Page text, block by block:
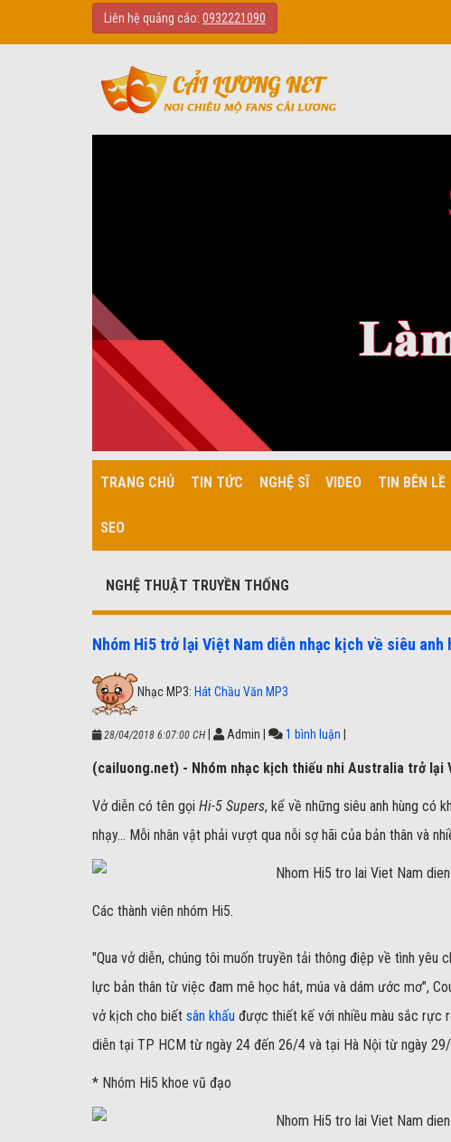
Liên hệ quảng cáo: 0932221090
TRANG CHỦ TIN TỨC NGHỆ SĨ VIDEO TIN BÊN LỀ
SEO
NGHỆ THUẬT TRUYỀN THỐNG
Nhóm Hi5 trở lại Việt Nam diễn nhạc kịch về siêu anh
Nhạc MP3: Hát Chầu Văn MP3
28/04/2018 6:07:00 CH Admin 1 bình luận
(cailuong.net) - Nhóm nhạc kịch thiếu nhi Australia trở lại
Vở diễn có tên gọi Hi-5 Supers, kể về những siêu anh hùng có
nhạy... Mỗi nhân vật phải vượt qua nỗi sợ hãi của bản thân và
Các thành viên nhóm Hi5.
"Qua vở diễn, chúng tôi muốn truyền tải thông điệp về tình
lực bản thân từ việc đam mê học hát, múa và dám ước mơ",
vở kịch cho biết sân khấu được thiết kế với nhiều màu sắc rực
diễn tại TP HCM từ ngày 24 đến 26/4 và tại Hà Nội từ ngày
* Nhóm Hi5 khoe vũ đạo